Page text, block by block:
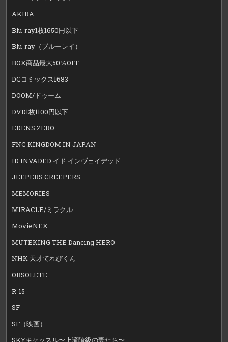
AKIRA
Blu-ray1枚1650円以下
Blu-ray（ブルーレイ）
BOX商品最大50％OFF
DCコミックス1683
DOOM/ドゥーム
DVD1枚1100円以下
EDENS ZERO
FNC KINGDOM IN JAPAN
ID:INVADED イド:インヴェイデッド
JEEPERS CREEPERS
MEMORIES
MIRACLE/ミラクル
MovieNEX
MUTEKING THE Dancing HERO
NHK 天才てれびくん
OBSOLETE
R-15
SF
SF（映画）
SKYキャッスル〜上流階級の妻たち〜